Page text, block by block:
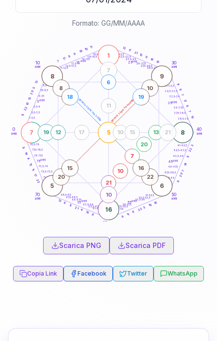
Formato: GG/MM/AAAA
generazione maschile generazione femminile
0
anni
10
anni
30
anni
40
anni
50
anni
60
70
anni
1-2,5
2,5-3,5
3,5-4
6-7,5
7,5-8,5
8,5-9
11-12,5
12,5-13,5
13,5-14
16-17,5
17,5-18,5
18,5-19
21-22,5
22,5-23,5
23,5-24
26-27,5
27,5-28,5
28,5-29
31-32,5
32,5-33,5
33,5-34
36-37,5
37,5-38,5
38,5-39
41-42,5
42,5-43,5
43,5-44
46-47,5
47,5-48,5
48,5-49
51-52,5
52,5-53,5
53,5-54
56-57,5
57,5-58,5
58,5-59
61-62,5
62,5-63,5
63,5-64
66-67,5
67,5-68,5
68,5-69
71-72,5
72,5-73,5
73,5-74
76-77,5
77,5-78,5
78,5-79
11
22
10
15
20
5
13
7
17
8
9
19
10 11 12 11
21
10
11
19
10
17
8
7
17
6
7
15
3
22
9
14
7
20
8
16
10
5
22
6
11
9
8
10
4
21
11
8
13
22
17
11
12
4
19
8
7
1
8
16
5
8 9
5 6
21
10
7
20
13
19
7
21
10
12
6
10 15
17
11
8
18
10
19
20
15
22
16
5anni
15 anni 25anni
35anni
45anni
55anni
65anni
75anni
Scarica PNG Scarica PDF
Copia Link Facebook Twitter WhatsApp